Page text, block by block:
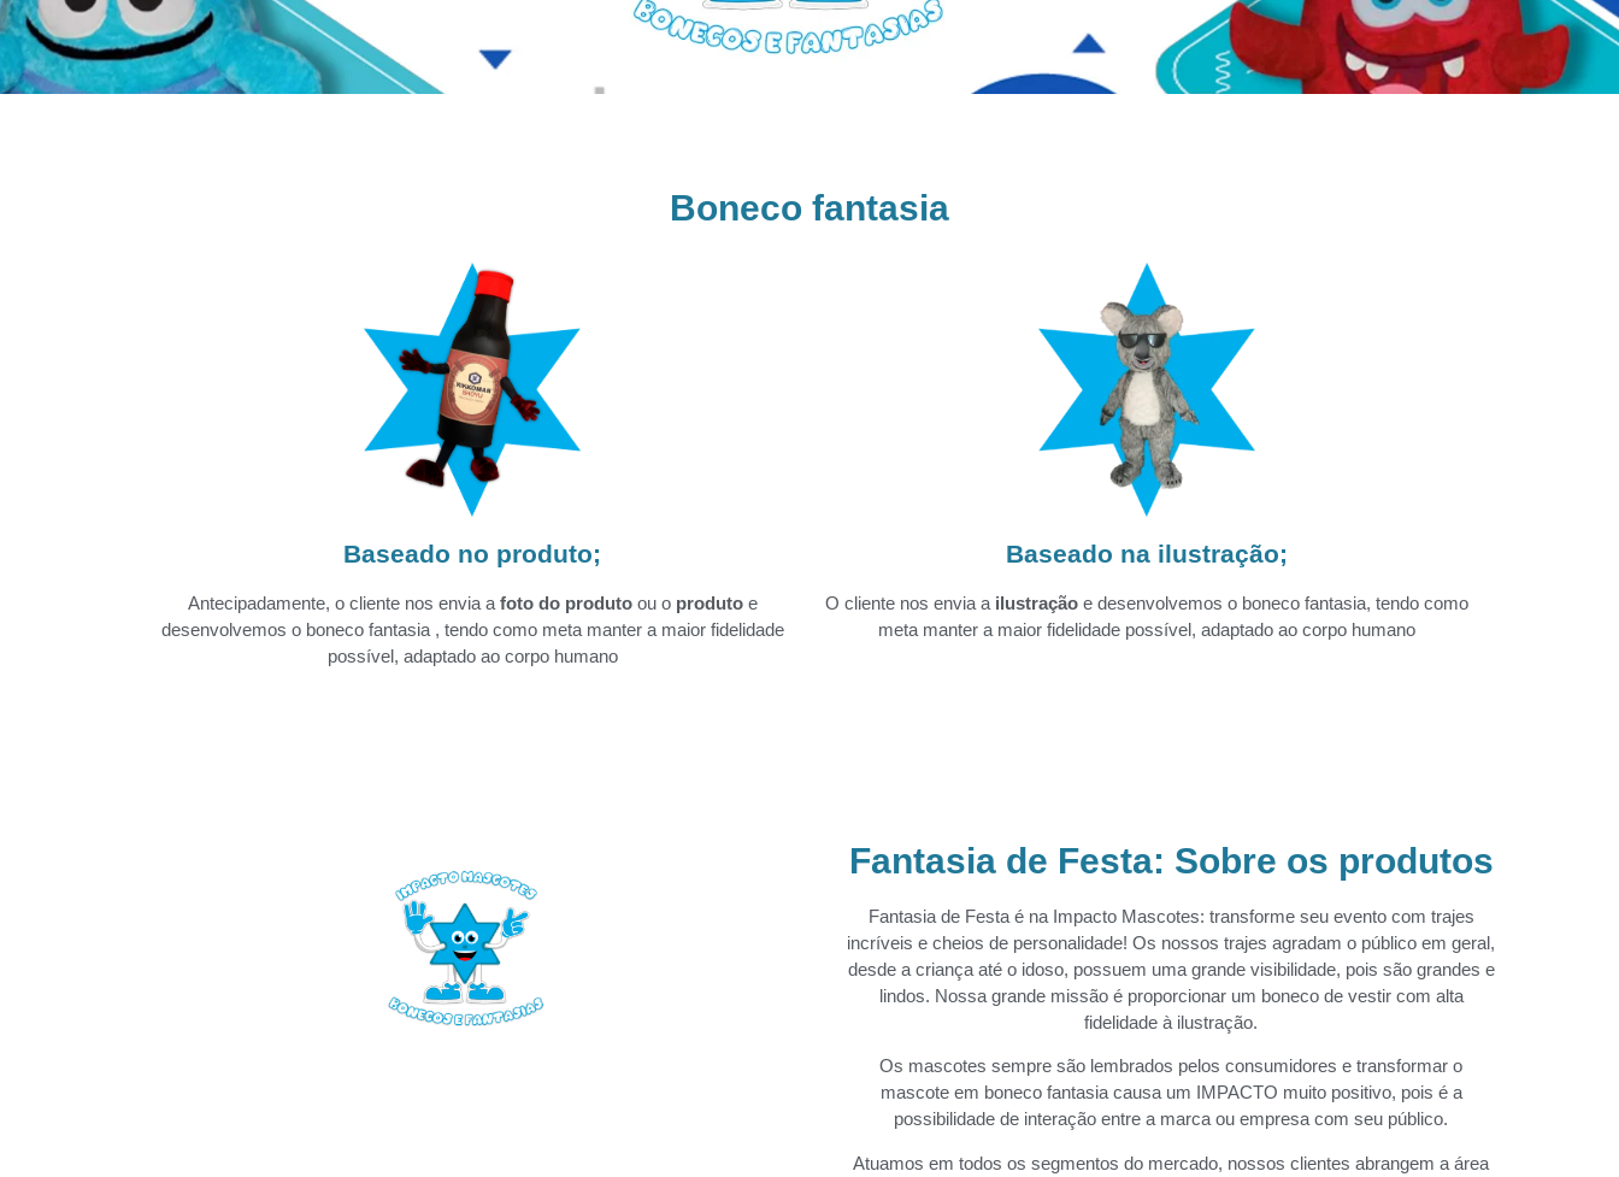
Boneco fantasia
Baseado no produto;
Antecipadamente, o cliente nos envia a foto do produtoou o produtoe
desenvolvemos o boneco fantasia , tendo como meta manter a maior fidelidade
possível, adaptado ao corpo humano
Baseado na ilustração;
O cliente nos envia a ilustração e desenvolvemos o boneco fantasia, tendo como
meta manter a maior fidelidade possível, adaptado ao corpo humano
Fantasia de Festa: Sobre os produtos
Fantasia de Festa é na Impacto Mascotes: transforme seu evento com trajes
incríveis e cheios de personalidade! Os nossos trajes agradam o público em geral,
desde a criança até o idoso, possuem uma grande visibilidade, pois são grandes e
lindos. Nossa grande missão é proporcionar um boneco de vestir com alta
fidelidade à ilustração.
Os mascotes sempre são lembrados pelos consumidores e transformar o
mascote em boneco fantasia causa um IMPACTO muito positivo, pois é a
possibilidade de interação entre a marca ou empresa com seu público.
Atuamos em todos os segmentos do mercado, nossos clientes abrangem a área